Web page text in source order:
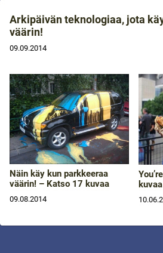
Arkipäivän teknologiaa, jota
väärin!
09.09.2014
Näin käy kun parkkeeraa
väärin! – Katso 17 kuvaa
09.08.2014
kuvaa